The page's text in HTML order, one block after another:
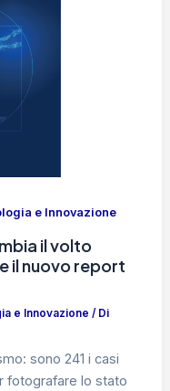
e Innovazione
il volto
il nuovo report
e Innovazione / Di
sono 241 i casi
fotografare lo stato